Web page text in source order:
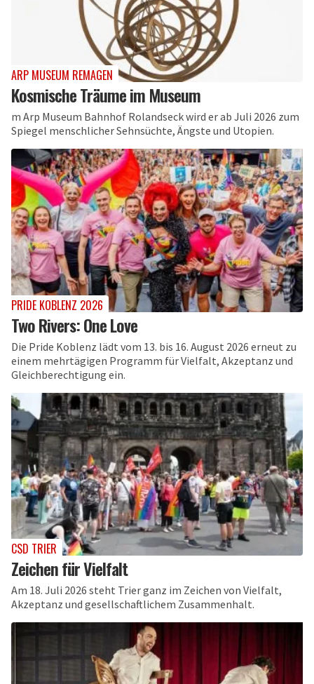
ARP MUSEUM REMAGEN
Kosmische Träume im Museum
m Arp Museum Bahnhof Rolandseck wird er ab Juli 2026 zum
Spiegel menschlicher Sehnsüchte, Ängste und Utopien.
PRIDE KOBLENZ 2026
Two Rivers: One Love
Die Pride Koblenz lädt vom 13. bis 16. August 2026 erneut zu
einem mehrtägigen Programm für Vielfalt, Akzeptanz und
Gleichberechtigung ein.
CSD TRIER
Zeichen für Vielfalt
Am 18. Juli 2026 steht Trier ganz im Zeichen von Vielfalt,
Akzeptanz und gesellschaftlichem Zusammenhalt.